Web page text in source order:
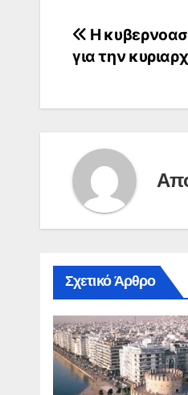
άρθρων
Η
για την
Σχετικό Άρθρο